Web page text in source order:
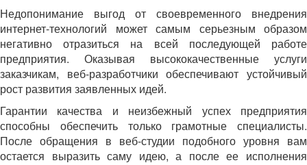
Недопонимание выгод от своевременного внедрения
интернет-технологий может самым серьезным образом
негативно отразиться на всей последующей работе
предприятия. Оказывая высококачественные услуги
заказчикам, веб-разработчики обеспечивают устойчивый
рост развития заявленных идей.
Гарантии качества и неизбежный успех предприятия
способны обеспечить только грамотные специалисты.
После обращения в веб-студии подобного уровня вам
остается выразить саму идею, а после ее исполнения